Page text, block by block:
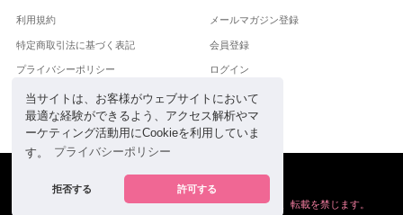
当サイトは、お客様がウェブサイトにおいて
最適な経験ができるよう、アクセス解析やマ
ーケティング活動用にCookieを利用していま
す。
プライバシーポリシー
拒否する 許可する
利用規約
特定商取引法に基づく表記
プライバシーポリシー
運営会社
お問合せ
メールマガジン登録
会員登録
ログイン
powered by
掲載の情報や画像など、すべてのコンテンツの無断複写、転載を禁じます。